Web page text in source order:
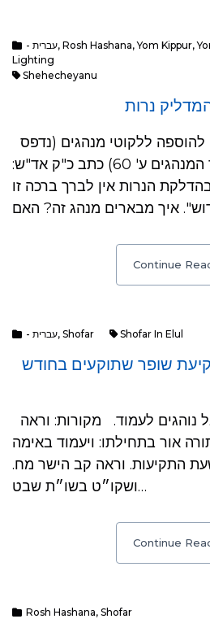
- עברית, Rosh Hashana,Yom Kippur,
Lighting
Shehecheyanu
נרות
במחזור, ומשם בספר המנהגים ע' 60) כתב כ"ק אד"ש:
הנרות אין לברך ברכה זו
Continue
- עברית, Shofar Shofar In Elul
שופר שתוקעים בחודש
אור בתחילתו: ויעמוד באימה
התקיעות. וראה קב הישר מח.
ושקו״ט בשו״ת שבט…
Continue
Rosh Hashana, Shofar